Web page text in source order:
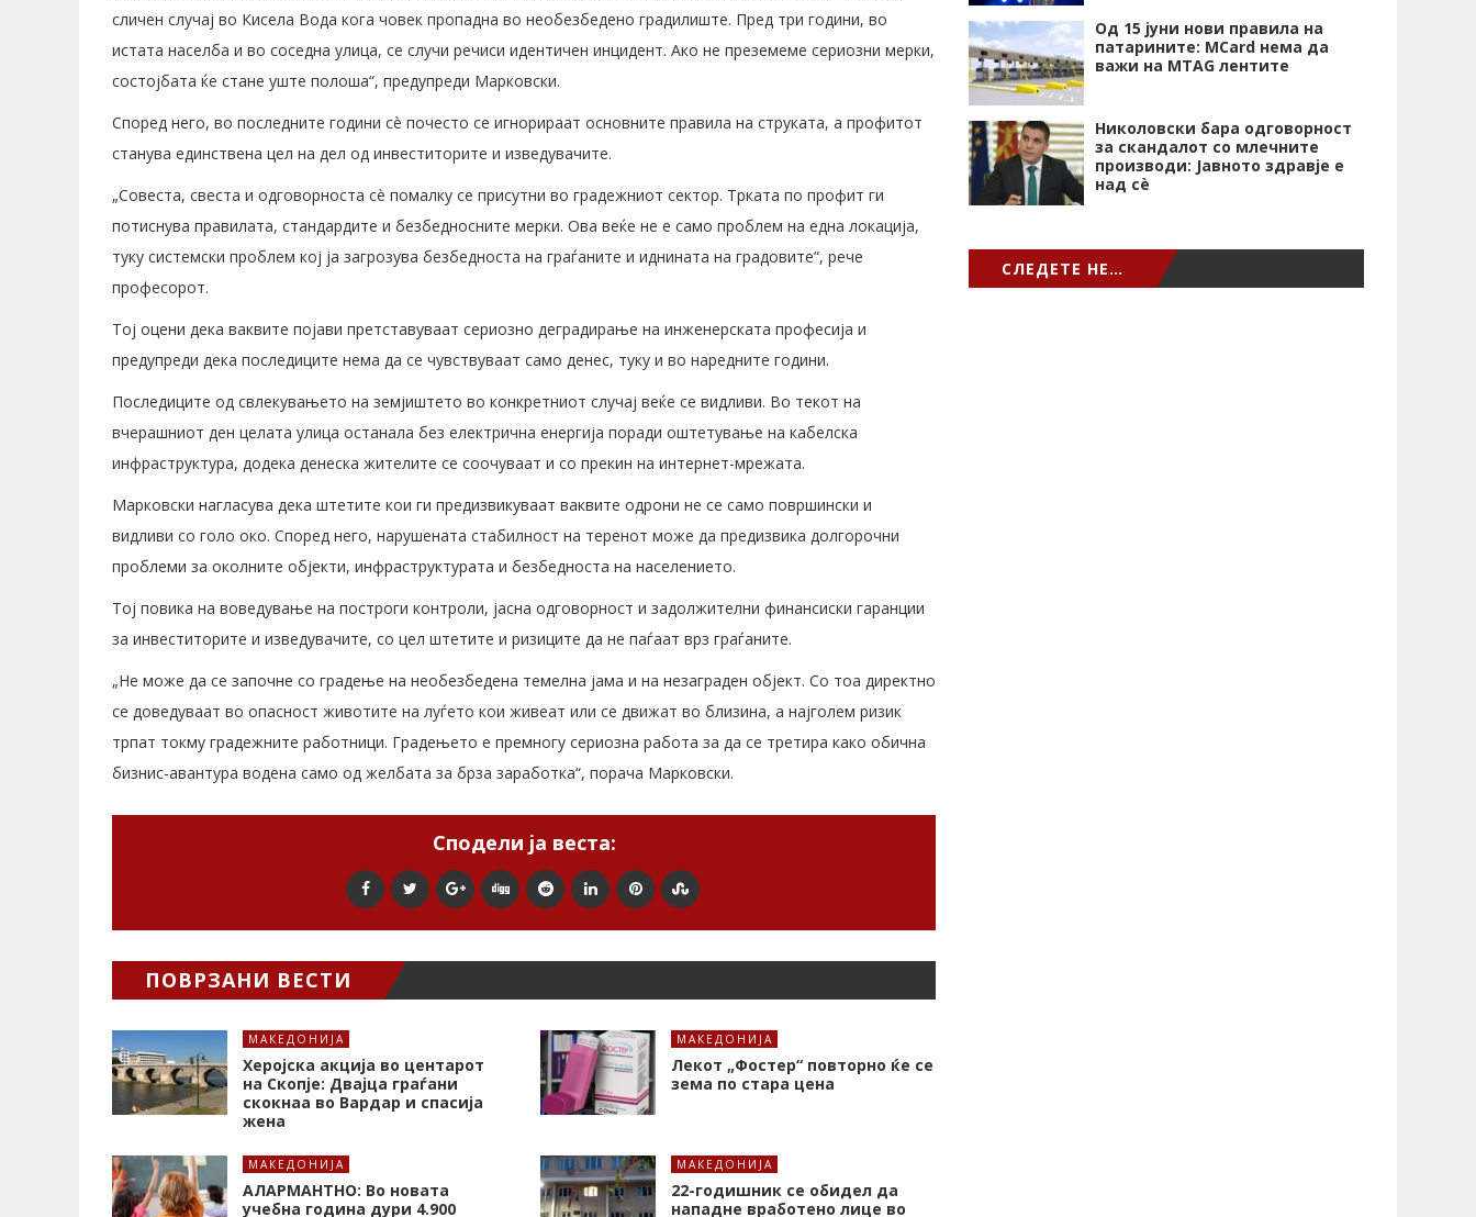
сличен случај во Кисела Вода кога човек пропадна во необезбедено градилиште. Пред три години, во
истата населба и во соседна улица, се случи речиси идентичен инцидент. Ако не преземеме сериозни мерки,
состојбата ќе стане уште полоша“, предупреди Марковски.
Според него, во последните години сè почесто се игнорираат основните правила на струката, а профитот
станува единствена цел на дел од инвеститорите и изведувачите.
„Совеста, свеста и одговорноста сè помалку се присутни во градежниот сектор. Трката по профит ги
потиснува правилата, стандардите и безбедносните мерки. Ова веќе не е само проблем на една локација,
туку системски проблем кој ја загрозува безбедноста на граѓаните и иднината на градовите“, рече
професорот.
Тој оцени дека ваквите појави претставуваат сериозно деградирање на инженерската професија и
предупреди дека последиците нема да се чувствуваат само денес, туку и во наредните години.
Последиците од свлекувањето на земјиштето во конкретниот случај веќе се видливи. Во текот на
вчерашниот ден целата улица останала без електрична енергија поради оштетување на кабелска
инфраструктура, додека денеска жителите се соочуваат и со прекин на интернет-мрежата.
Марковски нагласува дека штетите кои ги предизвикуваат ваквите одрони не се само површински и
видливи со голо око. Според него, нарушената стабилност на теренот може да предизвика долгорочни
проблеми за околните објекти, инфраструктурата и безбедноста на населението.
Тој повика на воведување на построги контроли, јасна одговорност и задолжителни финансиски гаранции
за инвеститорите и изведувачите, со цел штетите и ризиците да не паѓаат врз граѓаните.
„Не може да се започне со градење на необезбедена темелна јама и на незаграден објект. Со тоа директно
се доведуваат во опасност животите на луѓето кои живеат или се движат во близина, а најголем ризик
трпат токму градежните работници. Градењето е премногу сериозна работа за да се третира како обична
бизнис-авантура водена само од желбата за брза заработка“, порача Марковски.
Сподели ја веста:
ПОВРЗАНИ ВЕСТИ
МАКЕДОНИЈА
Херојска акција во центарот
на Скопје: Двајца граѓани
скокнаа во Вардар и спасија
жена
МАКЕДОНИЈА
Лекот „Фостер“ повторно ќе се
зема по стара цена
МАКЕДОНИЈА
АЛАРМАНТНО: Во новата
учебна година дури 4.900
МАКЕДОНИЈА
22-годишник се обидел да
нападне вработено лице во
Од 15 јуни нови правила на
патарините: MCard нема да
важи на MTAG лентите
Николовски бара одговорност
за скандалот со млечните
производи: Јавното здравје е
над сѐ
СЛЕДЕТЕ НЕ…